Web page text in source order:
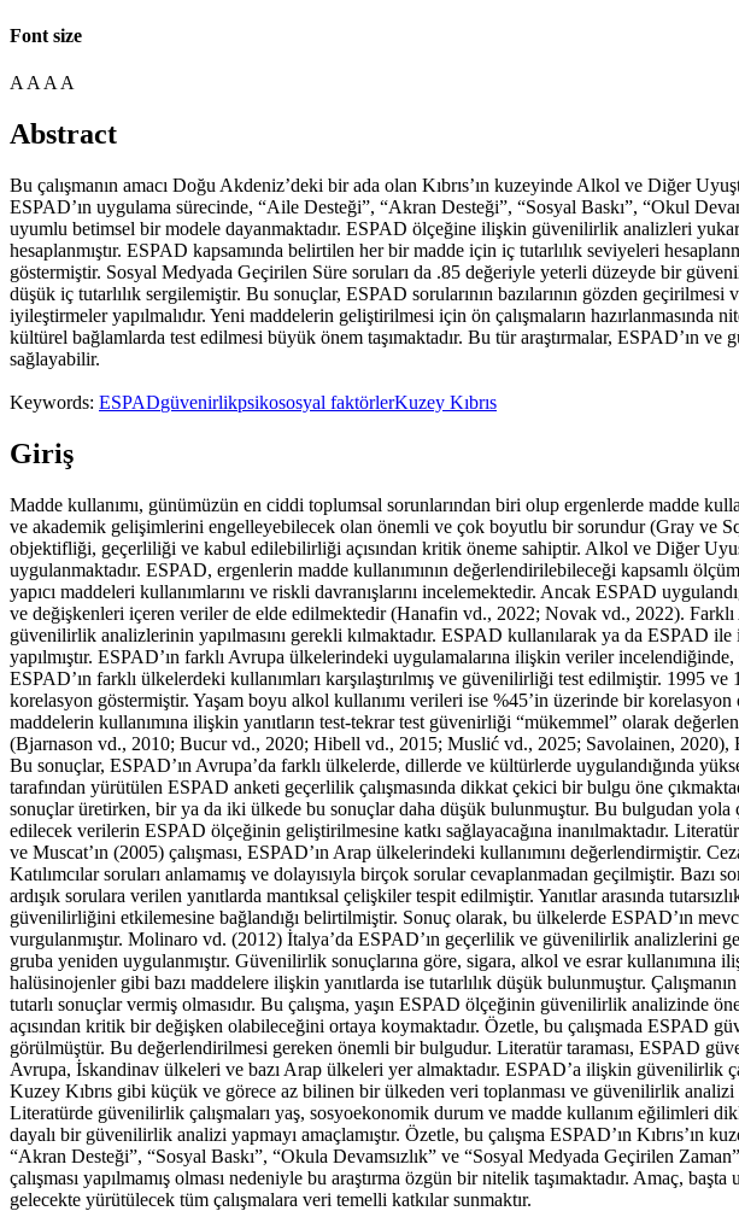
Font size
A A A A
Abstract
Bu çalışmanın amacı Doğu Akdeniz’deki bir ada olan Kıbrıs’ın kuzeyinde Alkol ve Diğer
ESPAD’ın uygulama sürecinde, “Aile Desteği”, “Akran Desteği”, “Sosyal Baskı”, “Okul
uyumlu betimsel bir modele dayanmaktadır. ESPAD ölçeğine ilişkin güvenilirlik analizleri
hesaplanmıştır. ESPAD kapsamında belirtilen her bir madde için iç tutarlılık seviyeleri
göstermiştir. Sosyal Medyada Geçirilen Süre soruları da .85 değeriyle yeterli düzeyde bir
düşük iç tutarlılık sergilemiştir. Bu sonuçlar, ESPAD sorularının bazılarının gözden
iyileştirmeler yapılmalıdır. Yeni maddelerin geliştirilmesi için ön çalışmaların
kültürel bağlamlarda test edilmesi büyük önem taşımaktadır. Bu tür araştırmalar, ESPAD’ın
sağlayabilir.
Keywords: ESPADgüvenirlikpsikososyal faktörlerKuzey Kıbrıs
Giriş
Madde kullanımı, günümüzün en ciddi toplumsal sorunlarından biri olup ergenlerde madde
ve akademik gelişimlerini engelleyebilecek olan önemli ve çok boyutlu bir sorundur (Gray ve
objektifliği, geçerliliği ve kabul edilebilirliği açısından kritik öneme sahiptir. Alkol ve Diğer
uygulanmaktadır. ESPAD, ergenlerin madde kullanımının değerlendirilebileceği kapsamlı
yapıcı maddeleri kullanımlarını ve riskli davranışlarını incelemektedir. Ancak ESPAD
ve değişkenleri içeren veriler de elde edilmektedir (Hanafin vd., 2022; Novak vd., 2022).
güvenilirlik analizlerinin yapılmasını gerekli kılmaktadır. ESPAD kullanılarak ya da
yapılmıştır. ESPAD’ın farklı Avrupa ülkelerindeki uygulamalarına ilişkin veriler
ESPAD’ın farklı ülkelerdeki kullanımları karşılaştırılmış ve güvenilirliği test edilmiştir. 1995
korelasyon göstermiştir. Yaşam boyu alkol kullanımı verileri ise %45’in üzerinde bir
maddelerin kullanımına ilişkin yanıtların test-tekrar test güvenirliği “mükemmel” olarak
(Bjarnason vd., 2010; Bucur vd., 2020; Hibell vd., 2015; Muslić vd., 2025; Savolainen, 2020),
Bu sonuçlar, ESPAD’ın Avrupa’da farklı ülkelerde, dillerde ve kültürlerde uygulandığında
tarafından yürütülen ESPAD anketi geçerlilik çalışmasında dikkat çekici bir bulgu öne
sonuçlar üretirken, bir ya da iki ülkede bu sonuçlar daha düşük bulunmuştur. Bu bulgudan yola
edilecek verilerin ESPAD ölçeğinin geliştirilmesine katkı sağlayacağına inanılmaktadır.
ve Muscat’ın (2005) çalışması, ESPAD’ın Arap ülkelerindeki kullanımını değerlendirmiştir.
Katılımcılar soruları anlamamış ve dolayısıyla birçok sorular cevaplanmadan geçilmiştir.
ardışık sorulara verilen yanıtlarda mantıksal çelişkiler tespit edilmiştir. Yanıtlar arasında
güvenilirliğini etkilemesine bağlandığı belirtilmiştir. Sonuç olarak, bu ülkelerde ESPAD’ın
vurgulanmıştır. Molinaro vd. (2012) İtalya’da ESPAD’ın geçerlilik ve güvenilirlik analizlerini
gruba yeniden uygulanmıştır. Güvenilirlik sonuçlarına göre, sigara, alkol ve esrar
halüsinojenler gibi bazı maddelere ilişkin yanıtlarda ise tutarlılık düşük bulunmuştur.
tutarlı sonuçlar vermiş olmasıdır. Bu çalışma, yaşın ESPAD ölçeğinin güvenilirlik analizinde
açısından kritik bir değişken olabileceğini ortaya koymaktadır. Özetle, bu çalışmada ESPAD
görülmüştür. Bu değerlendirilmesi gereken önemli bir bulgudur. Literatür taraması, ESPAD
Avrupa, İskandinav ülkeleri ve bazı Arap ülkeleri yer almaktadır. ESPAD’a ilişkin güvenilirlik
Kuzey Kıbrıs gibi küçük ve görece az bilinen bir ülkeden veri toplanması ve güvenilirlik
Literatürde güvenilirlik çalışmaları yaş, sosyoekonomik durum ve madde kullanım eğilimleri
dayalı bir güvenilirlik analizi yapmayı amaçlamıştır. Özetle, bu çalışma ESPAD’ın Kıbrıs’ın
“Akran Desteği”, “Sosyal Baskı”, “Okula Devamsızlık” ve “Sosyal Medyada Geçirilen
çalışması yapılmamış olması nedeniyle bu araştırma özgün bir nitelik taşımaktadır. Amaç,
gelecekte yürütülecek tüm çalışmalara veri temelli katkılar sunmaktır.